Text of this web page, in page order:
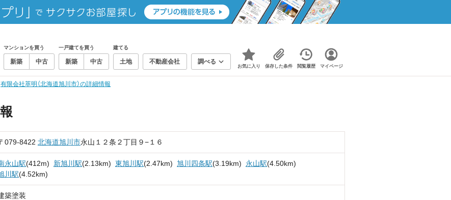
マンションを買う
新築 中古
一戸建てを買う
新築 中古
建てる
土地 不動産会社 調べる
お気に入り 保存した条件 閲覧履歴 マイページ
有限会社萃明（北海道旭川市）の詳細情報
079-8422 北海道旭川市永山１２条２丁目９−１６
永山駅(412m) 新旭川駅(2.13km) 東旭川駅(2.47km) 旭川四条駅(3.19km) 永山駅(4.50km)
川駅(4.52km)
築塗装